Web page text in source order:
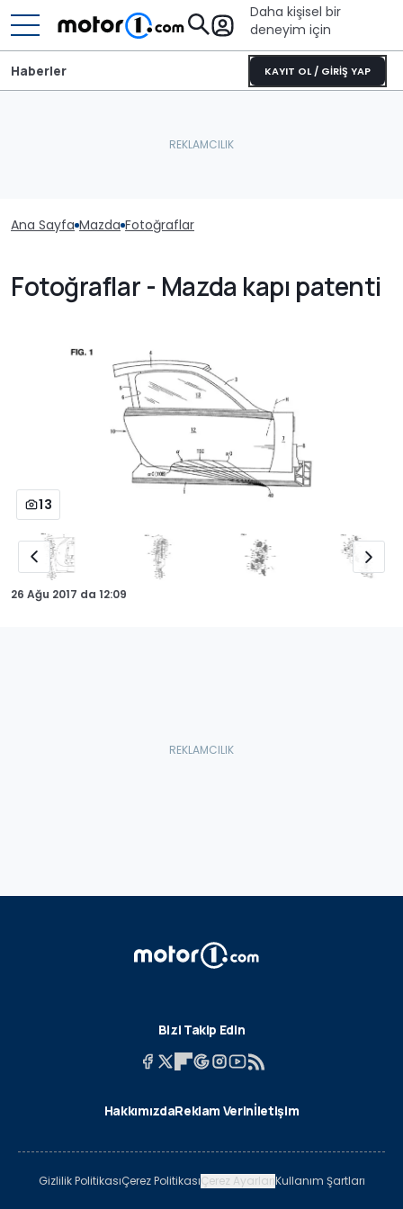
Daha kişisel bir
deneyim için
KAYIT OL / GİRİŞ YAP
Haberler
Ana Sayfa Mazda Fotoğraflar
Fotoğraflar - Mazda kapı patenti
13
26 Ağu 2017 da 12:09
Bizi Takip Edin
HakkımızdaReklam Verinİletişim
Gizlilik PolitikasıÇerez PolitikasıÇerez AyarlarıKullanım Şartları